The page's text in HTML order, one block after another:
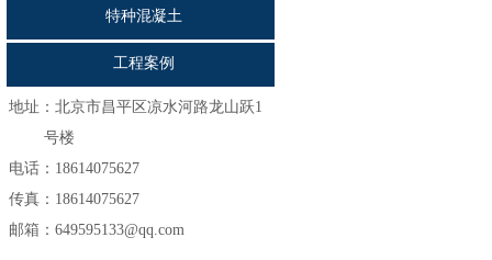
特种混凝土
工程案例
地址： 北京市昌平区凉水河路龙山跃1
号楼
电话：18614075627
传真：18614075627
邮箱：649595133@qq.com